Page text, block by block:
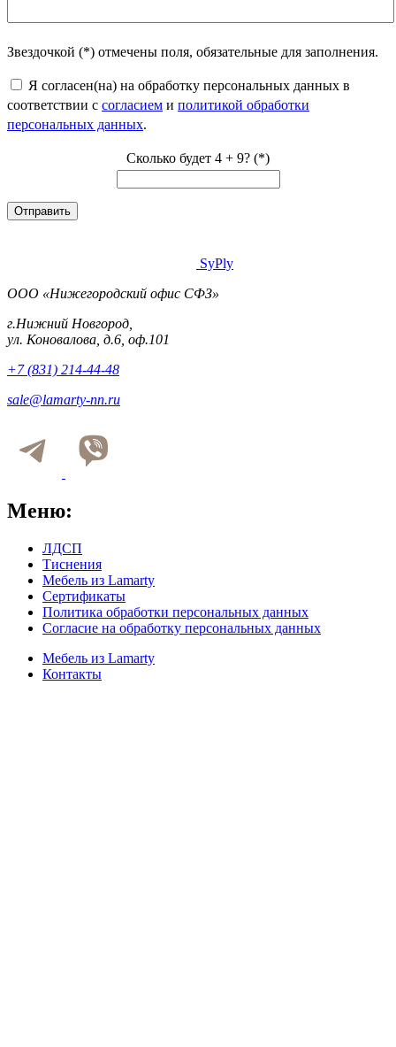
Звездочкой (*) отмечены поля, обязательные для заполнения.
Я согласен(на) на обработку персональных данных в
соответствии с согласием и политикой обработки
персональных данных.
Сколько будет 4 + 9? (*)
SyPly
ООО «Нижегородский офис СФЗ»
г.Нижний Новгород,
ул. Коновалова, д.6, оф.101
+7 (831) 214-44-48
sale@lamarty-nn.ru
Меню:
ЛДСП
Тиснения
Мебель из Lamarty
Сертификаты
Политика обработки персональных данных
Согласие на обработку персональных данных
Мебель из Lamarty
Контакты